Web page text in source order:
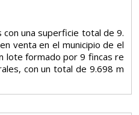
una superficie total de 9.
venta en el municipio de el
lote formado por 9 fincas re
con un total de 9.698 m